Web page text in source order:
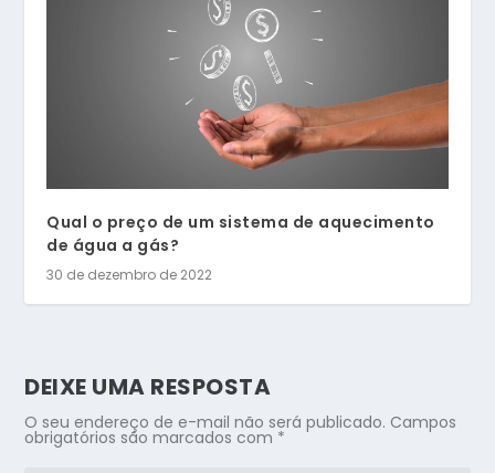
Qual o preço de um sistema de aquecimento
de água a gás?
30 de dezembro de 2022
DEIXE UMA RESPOSTA
O seu endereço de e-mail não será publicado. Campos
obrigatórios são marcados com *